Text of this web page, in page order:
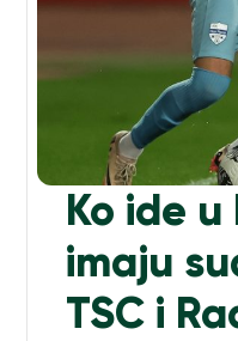
Ko ide u
imaju
TSC i